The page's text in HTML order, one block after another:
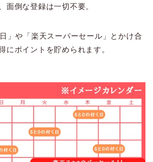
面倒な登録は一切不要。
」や「楽天スーパーセール」とかけ合
にポイントを貯められます。